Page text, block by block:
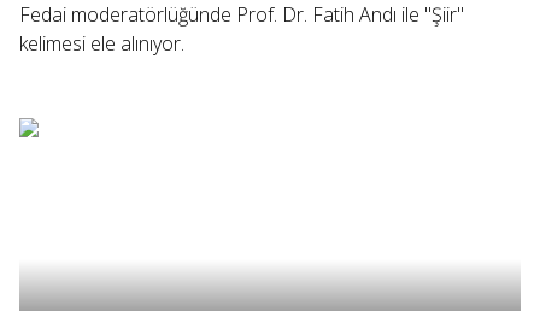
Fedai moderatörlüğünde Prof. Dr. Fatih Andı ile "Şiir"
kelimesi ele alınıyor.